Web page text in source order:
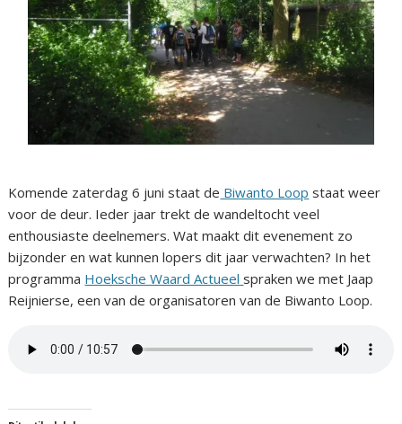
Komende zaterdag 6 juni staat de Biwanto Loop staat weer
voor de deur. Ieder jaar trekt de wandeltocht veel
enthousiaste deelnemers. Wat maakt dit evenement zo
bijzonder en wat kunnen lopers dit jaar verwachten? In het
programma Hoeksche Waard Actueelspraken we met Jaap
Reijnierse, een van de organisatoren van de Biwanto Loop.